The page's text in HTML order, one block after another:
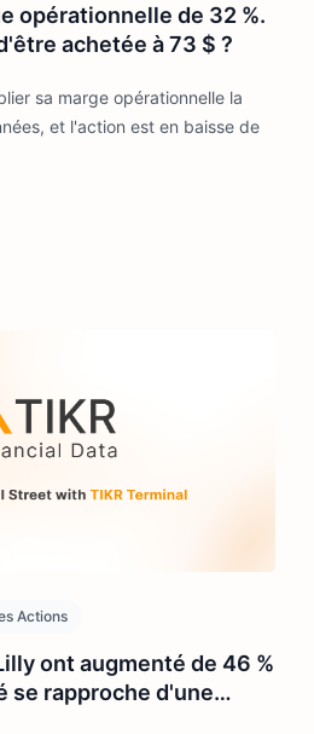
opérationnelle de 32 %.
achetée à 73 $ ?
sa marge opérationnelle la
et l'action est en baisse de
Actions
ont augmenté de 46 %
se rapproche d'une